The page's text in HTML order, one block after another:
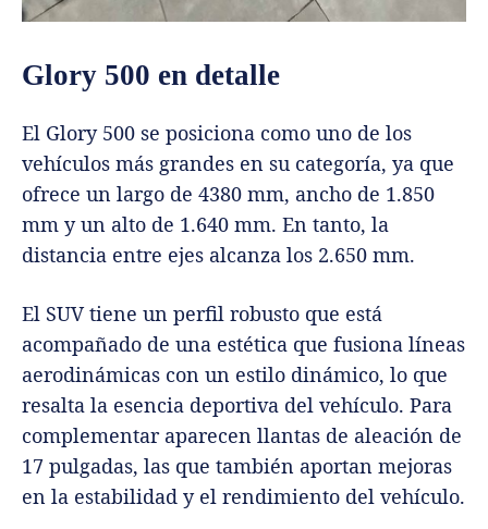
Glory 500 en detalle
El Glory 500 se posiciona como uno de los
vehículos más grandes en su categoría, ya que
ofrece un largo de 4380 mm, ancho de 1.850
mm y un alto de 1.640 mm. En tanto, la
distancia entre ejes alcanza los 2.650 mm.
El SUV tiene un perfil robusto que está
acompañado de una estética que fusiona líneas
aerodinámicas con un estilo dinámico, lo que
resalta la esencia deportiva del vehículo. Para
complementar aparecen llantas de aleación de
17 pulgadas, las que también aportan mejoras
en la estabilidad y el rendimiento del vehículo.